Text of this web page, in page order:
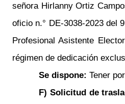
señora Hirlanny Ortiz
oficio n.° DE-3038-2023 del
Profesional Asistente
régimen de dedicación
Se dispone: Tener
F)Solicitud de